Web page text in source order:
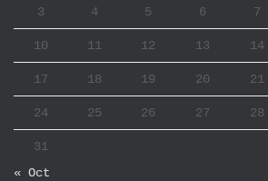
3 4 5 6 7
10 11 12 13 14
17 18 19 20 21
24 25 26 27 28
31
« Oct